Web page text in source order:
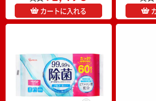
カートに入れる